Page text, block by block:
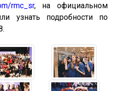
rmc_sr, на официальном
узнать подробности по